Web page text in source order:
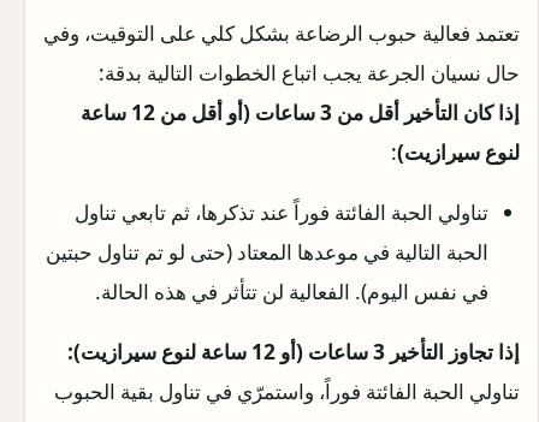
تعتمد فعالية حبوب الرضاعة بشكل كلي على التوقيت، وفي
حال نسيان الجرعة يجب اتباع الخطوات التالية بدقة:
إذا كان التأخير أقل من 3 ساعات (أو أقل من 12 ساعة
لنوع سيرازيت):
تناولي الحبة الفائتة فوراً عند تذكرها، ثم تابعي تناول
الحبة التالية في موعدها المعتاد (حتى لو تم تناول حبتين
في نفس اليوم). الفعالية لن تتأثر في هذه الحالة.
إذا تجاوز التأخير 3 ساعات (أو 12 ساعة لنوع سيرازيت):
تناولي الحبة الفائتة فوراً، واستمرّي في تناول بقية الحبوب